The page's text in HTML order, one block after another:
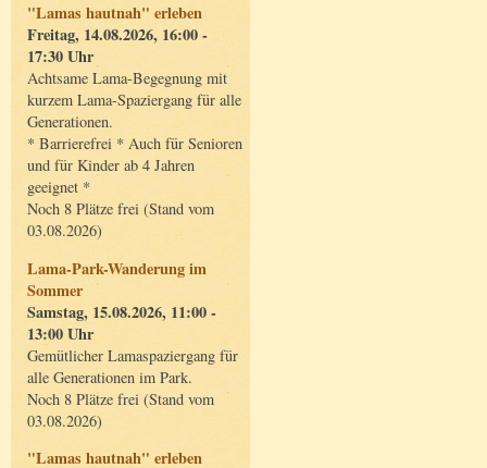
"Lamas hautnah" erleben
Freitag, 14.08.2026, 16:00 -
17:30 Uhr
Achtsame Lama-Begegnung mit
kurzem Lama-Spaziergang für alle
Generationen.
* Barrierefrei * Auch für Senioren
und für Kinder ab 4 Jahren
geeignet *
Noch 8 Plätze frei (Stand vom
03.08.2026)
Lama-Park-Wanderung im
Sommer
Samstag, 15.08.2026, 11:00 -
13:00 Uhr
Gemütlicher Lamaspaziergang für
alle Generationen im Park.
Noch 8 Plätze frei (Stand vom
03.08.2026)
"Lamas hautnah" erleben